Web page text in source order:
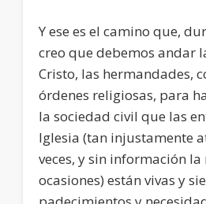
Y ese es el camino que,
creo que debemos andar
Cristo, las hermandades,
órdenes religiosas, para
la sociedad civil que las
Iglesia (tan injustamente
veces, y sin información
ocasiones) están vivas y